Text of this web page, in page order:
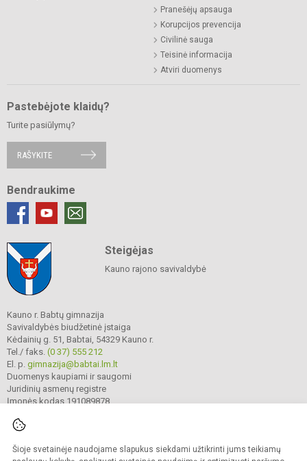
Šioje svetainėje naudojame slapukus siekdami užtikrinti jums teikiamų
Pranešėjų apsauga
Korupcijos prevencija
Civilinė sauga
Teisinė informacija
Atviri duomenys
Pastebėjote klaidų?
Turite pasiūlymų?
RAŠYKITE
Bendraukime
Steigėjas
Kauno rajono savivaldybė
Kauno r. Babtų gimnazija
Savivaldybės biudžetinė įstaiga
Kėdainių g. 51, Babtai, 54329 Kauno r.
Tel./ faks. (0 37) 555 212
El. p. gimnazija@babtai.lm.lt
Duomenys kaupiami ir saugomi
Juridinių asmenų registre
Įmonės kodas 191089878
© 2025. Kauno r. Babtų gimnazija. Visos teisės saugomos.